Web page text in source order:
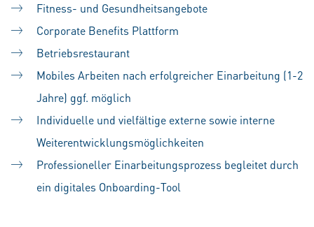
Fitness- und Gesundheitsangebote
Corporate Benefits Plattform
Betriebsrestaurant
Mobiles Arbeiten nach erfolgreicher Einarbeitung (1-2
Jahre) ggf. möglich
Individuelle und vielfältige externe sowie interne
Weiterentwicklungsmöglichkeiten
Professioneller Einarbeitungsprozess begleitet durch
ein digitales Onboarding-Tool